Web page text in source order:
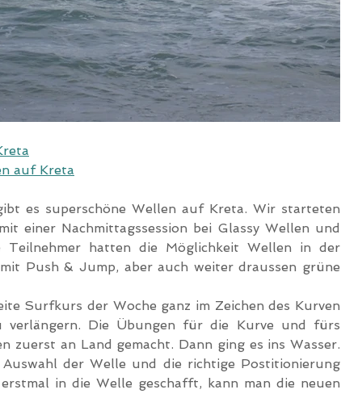
auf Kreta
es superschöne Wellen auf Kreta. Wir starteten
einer Nachmittagssession bei Glassy Wellen und
Teilnehmer hatten die Möglichkeit Wellen in der
Push & Jump, aber auch weiter draussen grüne
Surfkurs der Woche ganz im Zeichen des Kurven
verlängern. Die Übungen für die Kurve und fürs
zuerst an Land gemacht. Dann ging es ins Wasser.
der Welle und die richtige Postitionierung
in die Welle geschafft, kann man die neuen